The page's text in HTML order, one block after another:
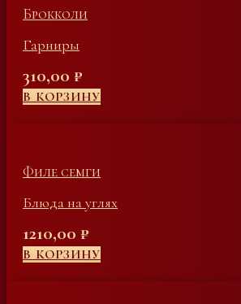
Брокколи
Гарниры
310,00 ₽
В КОРЗИНУ
Филе семги
Блюда на углях
1210,00 ₽
В КОРЗИНУ